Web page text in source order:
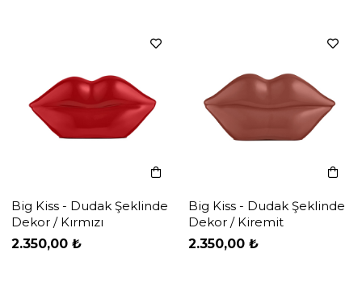
Big Kiss - Dudak Şeklinde
Dekor / Kırmızı
2.350,00 ₺
Big Kiss - Dudak Şeklinde
Dekor / Kiremit
2.350,00 ₺